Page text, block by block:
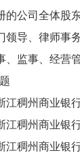
公司全体股东
导、律师事务
、监事、经营
题
江稠州商业银
江稠州商业银
江稠州商业银